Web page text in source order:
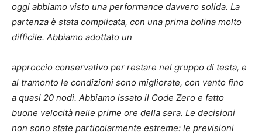
oggi abbiamo visto una performance davvero solida. La
partenza è stata complicata, con una prima bolina molto
difficile. Abbiamo adottato un
approccio conservativo per restare nel gruppo di testa, e
al tramonto le condizioni sono migliorate, con vento fino
a quasi 20 nodi. Abbiamo issato il Code Zero e fatto
buone velocità nelle prime ore della sera. Le decisioni
non sono state particolarmente estreme: le previsioni